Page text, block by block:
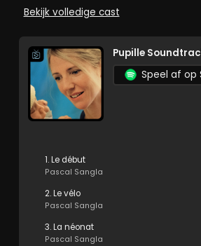
Bekijk volledige cast
Pupille
Speel af op
1. Le début
Pascal Sangla
2. Le vélo
Pascal Sangla
3. La néonat
Pascal Sangla